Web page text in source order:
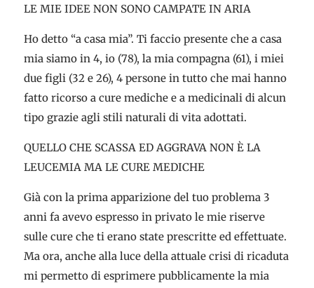
LE MIE IDEE NON SONO CAMPATE IN ARIA
Ho detto “a casa mia”. Ti faccio presente che a casa
mia siamo in 4, io (78), la mia compagna (61), i miei
due figli (32 e 26), 4 persone in tutto che mai hanno
fatto ricorso a cure mediche e a medicinali di alcun
tipo grazie agli stili naturali di vita adottati.
QUELLO CHE SCASSA ED AGGRAVA NON È LA
LEUCEMIA MA LE CURE MEDICHE
Già con la prima apparizione del tuo problema 3
anni fa avevo espresso in privato le mie riserve
sulle cure che ti erano state prescritte ed effettuate.
Ma ora, anche alla luce della attuale crisi di ricaduta
mi permetto di esprimere pubblicamente la mia